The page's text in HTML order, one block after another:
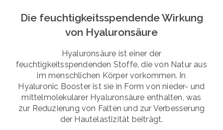
Die feuchtigkeitsspendende Wirkung
von Hyaluronsäure
Hyaluronsäure ist einer der
feuchtigkeitsspendenden Stoffe, die von Natur aus
im menschlichen Körper vorkommen. In
Hyaluronic Booster ist sie in Form von nieder- und
mittelmolekularer Hyaluronsäure enthalten, was
zur Reduzierung von Falten und zur Verbesserung
der Hautelastizität beiträgt.